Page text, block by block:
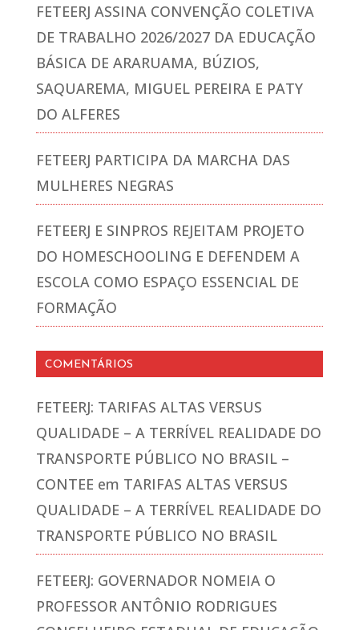
FETEERJ ASSINA CONVENÇÃO COLETIVA
DE TRABALHO 2026/2027 DA EDUCAÇÃO
BÁSICA DE ARARUAMA, BÚZIOS,
SAQUAREMA, MIGUEL PEREIRA E PATY
DO ALFERES
FETEERJ PARTICIPA DA MARCHA DAS
MULHERES NEGRAS
FETEERJ E SINPROS REJEITAM PROJETO
DO HOMESCHOOLING E DEFENDEM A
ESCOLA COMO ESPAÇO ESSENCIAL DE
FORMAÇÃO
COMENTÁRIOS
FETEERJ: TARIFAS ALTAS VERSUS
QUALIDADE – A TERRÍVEL REALIDADE DO
TRANSPORTE PÚBLICO NO BRASIL –
CONTEE em TARIFAS ALTAS VERSUS
QUALIDADE – A TERRÍVEL REALIDADE DO
TRANSPORTE PÚBLICO NO BRASIL
FETEERJ: GOVERNADOR NOMEIA O
PROFESSOR ANTÔNIO RODRIGUES